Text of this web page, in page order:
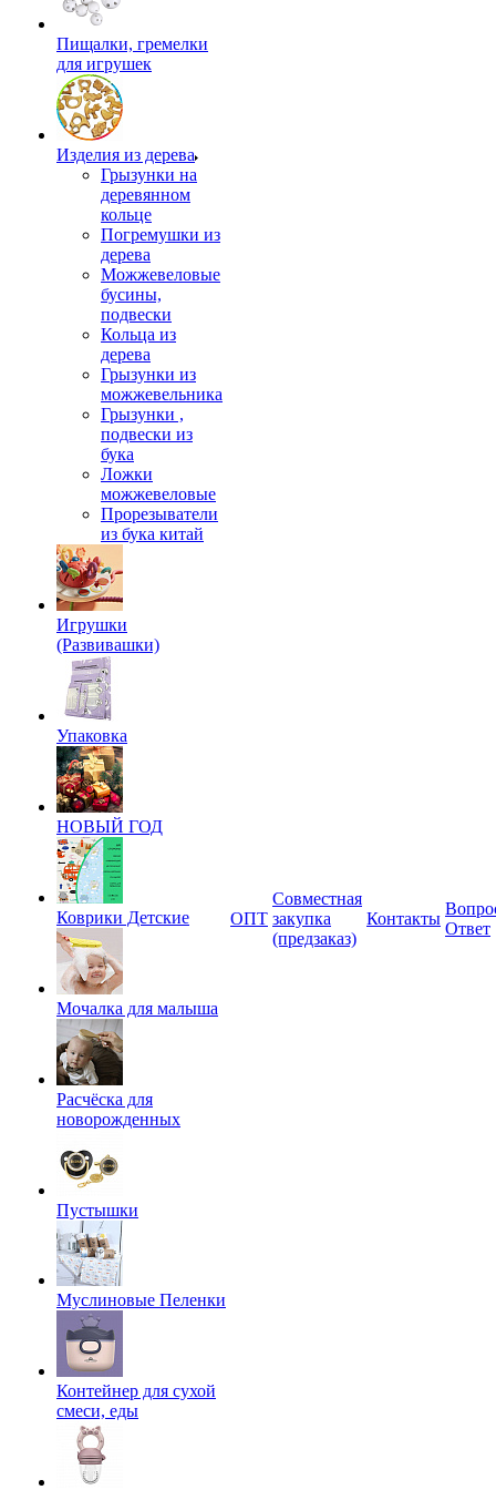
Пищалки, гремелки
для игрушек
Изделия из дерева
Грызунки на
деревянном
кольце
Погремушки из
дерева
Можжевеловые
бусины,
подвески
Кольца из
дерева
Грызунки из
можжевельника
Грызунки ,
подвески из
бука
Ложки
можжевеловые
Прорезыватели
из бука китай
Игрушки
(Развивашки)
Упаковка
НОВЫЙ ГОД
Коврики Детские
Мочалка для малыша
Расчёска для
новорожденных
Пустышки
Муслиновые Пеленки
Контейнер для сухой
смеси, еды
ОПТ
Совместная
закупка
(предзаказ)
Контакты
Ответ